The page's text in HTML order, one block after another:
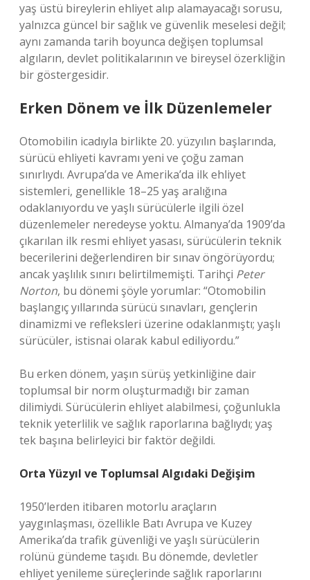
yaş üstü bireylerin ehliyet alıp alamayacağı sorusu,
yalnızca güncel bir sağlık ve güvenlik meselesi değil;
aynı zamanda tarih boyunca değişen toplumsal
algıların, devlet politikalarının ve bireysel özerkliğin
bir göstergesidir.
Erken Dönem ve İlk Düzenlemeler
Otomobilin icadıyla birlikte 20. yüzyılın başlarında,
sürücü ehliyeti kavramı yeni ve çoğu zaman
sınırlıydı. Avrupa’da ve Amerika’da ilk ehliyet
sistemleri, genellikle 18–25 yaş aralığına
odaklanıyordu ve yaşlı sürücülerle ilgili özel
düzenlemeler neredeyse yoktu. Almanya’da 1909’da
çıkarılan ilk resmi ehliyet yasası, sürücülerin teknik
becerilerini değerlendiren bir sınav öngörüyordu;
ancak yaşlılık sınırı belirtilmemişti. Tarihçi Peter
Norton, bu dönemi şöyle yorumlar: “Otomobilin
başlangıç yıllarında sürücü sınavları, gençlerin
dinamizmi ve refleksleri üzerine odaklanmıştı; yaşlı
sürücüler, istisnai olarak kabul ediliyordu.”
Bu erken dönem, yaşın sürüş yetkinliğine dair
toplumsal bir norm oluşturmadığı bir zaman
dilimiydi. Sürücülerin ehliyet alabilmesi, çoğunlukla
teknik yeterlilik ve sağlık raporlarına bağlıydı; yaş
tek başına belirleyici bir faktör değildi.
Orta Yüzyıl ve Toplumsal Algıdaki Değişim
1950’lerden itibaren motorlu araçların
yaygınlaşması, özellikle Batı Avrupa ve Kuzey
Amerika’da trafik güvenliği ve yaşlı sürücülerin
rolünü gündeme taşıdı. Bu dönemde, devletler
ehliyet yenileme süreçlerinde sağlık raporlarını